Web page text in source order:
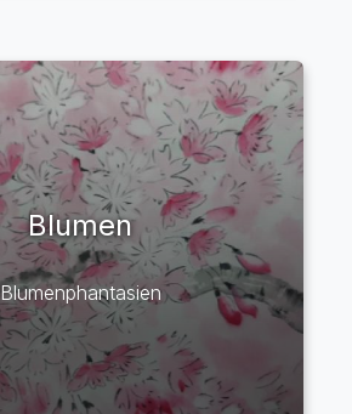
Blumen
Blumenphantasien